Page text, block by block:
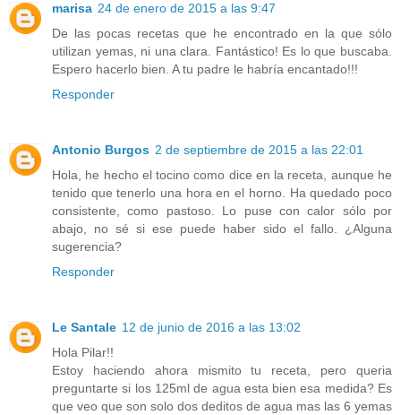
marisa 24 de enero de 2015 a las 9:47
De las pocas recetas que he encontrado en la que sólo
utilizan yemas, ni una clara. Fantástico! Es lo que buscaba.
Espero hacerlo bien. A tu padre le habría encantado!!!
Responder
Antonio Burgos 2 de septiembre de 2015 a las 22:01
Hola, he hecho el tocino como dice en la receta, aunque he
tenido que tenerlo una hora en el horno. Ha quedado poco
consistente, como pastoso. Lo puse con calor sólo por
abajo, no sé si ese puede haber sido el fallo. ¿Alguna
sugerencia?
Responder
Le Santale 12 de junio de 2016 a las 13:02
Hola Pilar!!
Estoy haciendo ahora mismito tu receta, pero queria
preguntarte si los 125ml de agua esta bien esa medida? Es
que veo que son solo dos deditos de agua mas las 6 yemas